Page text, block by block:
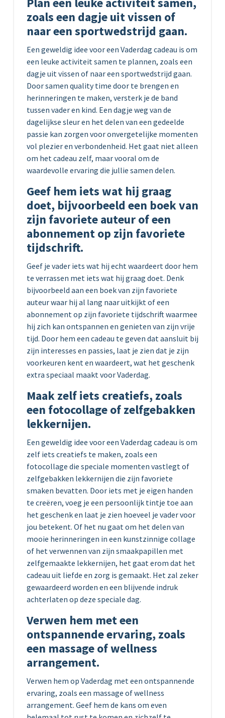
zoals een dagje uit vissen of
naar een sportwedstrijd gaan.
Een geweldig idee voor een Vaderdag cadeau is om
een leuke activiteit samen te plannen, zoals een
dagje uit vissen of naar een sportwedstrijd gaan.
Door samen quality time door te brengen en
herinneringen te maken, versterk je de band
tussen vader en kind. Een dagje weg van de
dagelijkse sleur en het delen van een gedeelde
passie kan zorgen voor onvergetelijke momenten
vol plezier en verbondenheid. Het gaat niet alleen
om het cadeau zelf, maar vooral om de
waardevolle ervaring die jullie samen delen.
Geef hem iets wat hij graag
doet, bijvoorbeeld een boek van
zijn favoriete auteur of een
abonnement op zijn favoriete
tijdschrift.
Geef je vader iets wat hij echt waardeert door hem
te verrassen met iets wat hij graag doet. Denk
bijvoorbeeld aan een boek van zijn favoriete
auteur waar hij al lang naar uitkijkt of een
abonnement op zijn favoriete tijdschrift waarmee
hij zich kan ontspannen en genieten van zijn vrije
tijd. Door hem een cadeau te geven dat aansluit bij
zijn interesses en passies, laat je zien dat je zijn
voorkeuren kent en waardeert, wat het geschenk
extra speciaal maakt voor Vaderdag.
Maak zelf iets creatiefs, zoals
een fotocollage of zelfgebakken
lekkernijen.
Een geweldig idee voor een Vaderdag cadeau is om
zelf iets creatiefs te maken, zoals een
fotocollage die speciale momenten vastlegt of
zelfgebakken lekkernijen die zijn favoriete
smaken bevatten. Door iets met je eigen handen
te creëren, voeg je een persoonlijk tintje toe aan
het geschenk en laat je zien hoeveel je vader voor
jou betekent. Of het nu gaat om het delen van
mooie herinneringen in een kunstzinnige collage
of het verwennen van zijn smaakpapillen met
zelfgemaakte lekkernijen, het gaat erom dat het
cadeau uit liefde en zorg is gemaakt. Het zal zeker
gewaardeerd worden en een blijvende indruk
achterlaten op deze speciale dag.
Verwen hem met een
ontspannende ervaring, zoals
een massage of wellness
arrangement.
Verwen hem op Vaderdag met een ontspannende
ervaring, zoals een massage of wellness
arrangement. Geef hem de kans om even